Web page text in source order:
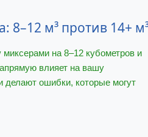
8–12 м³ против 14+
на 8–12 кубометров и
влияет на вашу
делают ошибки, которые могут